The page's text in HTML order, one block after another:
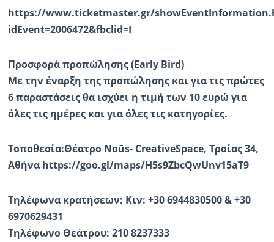
https://www.ticketmaster.gr/
idEvent=2006472&fbclid=I
Προσφορά προπώλησης (Early Bird)
Με την έναρξη της προπώλησης και για τις πρώτες
6 παραστάσεις θα ισχύει η τιμή των 10 ευρώ για
όλες τις ημέρες και για όλες τις κατηγορίες.
Τοποθεσία:Θέατρο Noūs- CreativeSpace, Τροίας 34,
Αθήνα https://goo.gl/maps/H5s9ZbcQwUnv15aT9
Τηλέφωνα κρατήσεων: Κιν: +30 6944830500 & +30
6970629431
Τηλέφωνο Θεάτρου: 210 8237333